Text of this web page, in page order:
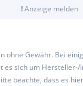
!Anzeige melden
ohne Gewähr. Bei
es sich um Hersteller-/
beachte, dass es